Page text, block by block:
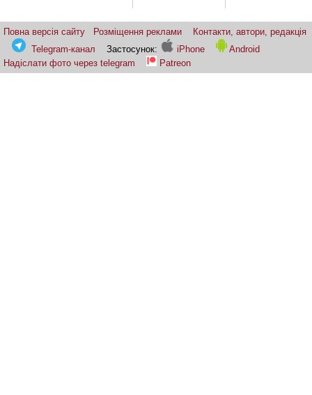
Повна версія сайту Розміщення реклами
Контакти, автори, редакція
Telegram-канал
Застосунок: iPhone
Android
Надіслати фото через telegram
Patreon